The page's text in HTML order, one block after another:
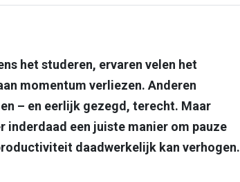
het studeren, ervaren velen het
momentum verliezen. Anderen
– en eerlijk gezegd, terecht. Maar
inderdaad een juiste manier om pauze
daadwerkelijk kan verhogen.